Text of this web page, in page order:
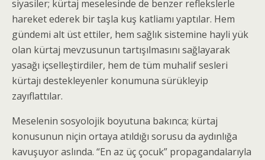
siyasiler; kürtaj meselesinde de benzer reflekslerle
hareket ederek bir taşla kuş katliamı yaptılar. Hem
gündemi alt üst ettiler, hem sağlık sistemine hayli yük
olan kürtaj mevzusunun tartışılmasını sağlayarak
yasağı içselleştirdiler, hem de tüm muhalif sesleri
kürtajı destekleyenler konumuna sürükleyip
zayıflattılar.
Meselenin sosyolojik boyutuna bakınca; kürtaj
konusunun niçin ortaya atıldığı sorusu da aydınlığa
kavuşuyor aslında. “En az üç çocuk” propagandalarıyla